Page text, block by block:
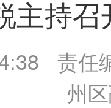
主持召
责任
州